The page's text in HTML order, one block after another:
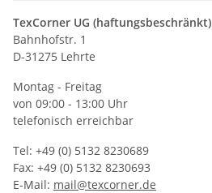
TexCorner UG (haftungsbeschränkt)
Bahnhofstr. 1
D-31275 Lehrte
Montag - Freitag
von 09:00 - 13:00 Uhr
telefonisch erreichbar
Tel: +49 (0) 5132 8230689
Fax: +49 (0) 5132 8230693
E-Mail: mail@texcorner.de